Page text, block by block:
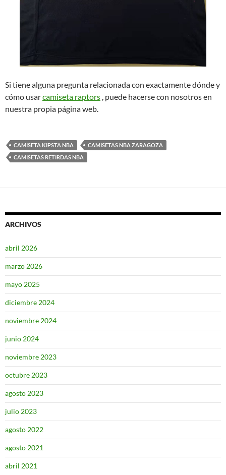
Si tiene alguna pregunta relacionada con exactamente dónde y
cómo usarcamiseta raptors , puede hacerse con nosotros en
nuestra propia página web.
CAMISETA KIPSTA NBA
CAMISETAS NBA ZARAGOZA
CAMISETAS RETIRDAS NBA
ARCHIVOS
abril 2026
marzo 2026
mayo 2025
diciembre 2024
noviembre 2024
junio 2024
noviembre 2023
octubre 2023
agosto 2023
julio 2023
agosto 2022
agosto 2021
abril 2021